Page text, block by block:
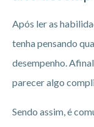
Após ler as
tenha pensando
desempenho.
parecer algo
Sendo assim, é